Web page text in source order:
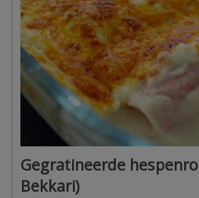
Gegratineerde
Bekkari)